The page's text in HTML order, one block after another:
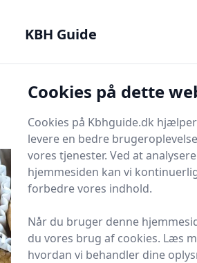
KBH Guide
Start søgning
Medvirkende i
KBH Guide
Cookies på dette
Cookies på Kbhguide.dk
levere en bedre
vores tjenester. Ved at
hjemmesiden kan vi
forbedre vores indhold.
Når du bruger denne
du vores brug af cookies. Læs
hvordan vi behandler dine